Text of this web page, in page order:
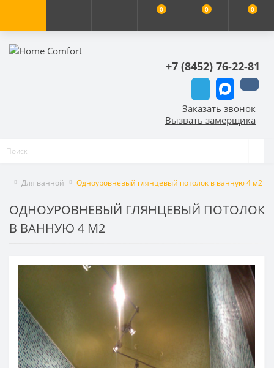
0 0 0
+7 (8452) 76-22-81
Заказать звонок
Вызвать замерщика
Для ванной Одноуровневый глянцевый потолок в ванную 4 м2
ОДНОУРОВНЕВЫЙ ГЛЯНЦЕВЫЙ ПОТОЛОК
В ВАННУЮ 4 М2